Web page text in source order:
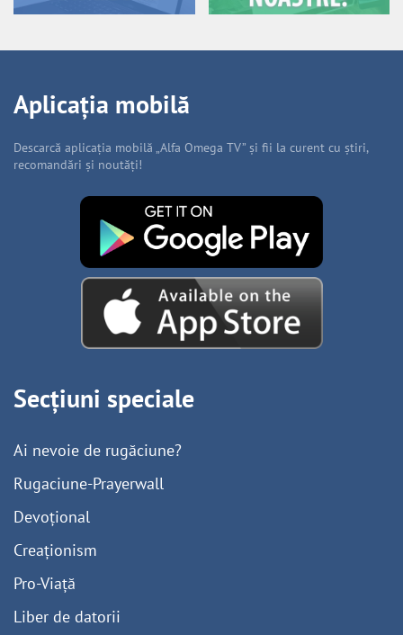
Aplicația mobilă
Descarcă aplicația mobilă „Alfa Omega TV” și fii la curent cu știri,
recomandări și noutăți!
Secțiuni speciale
Ai nevoie de rugăciune?
Rugaciune-Prayerwall
Devoțional
Creaționism
Pro-Viață
Liber de datorii